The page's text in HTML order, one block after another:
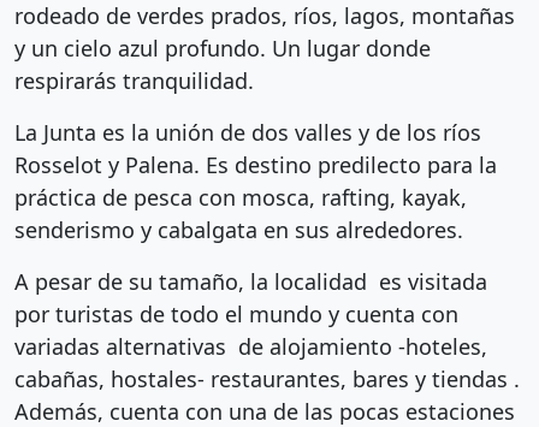
rodeado de verdes prados, ríos, lagos, montañas
y un cielo azul profundo. Un lugar donde
respirarás tranquilidad.
La Junta es la unión de dos valles y de los ríos
Rosselot y Palena. Es destino predilecto para la
práctica de pesca con mosca, rafting, kayak,
senderismo y cabalgata en sus alrededores.
A pesar de su tamaño, la localidad es visitada
por turistas de todo el mundo y cuenta con
variadas alternativas de alojamiento -hoteles,
cabañas, hostales- restaurantes, bares y tiendas .
Además, cuenta con una de las pocas estaciones